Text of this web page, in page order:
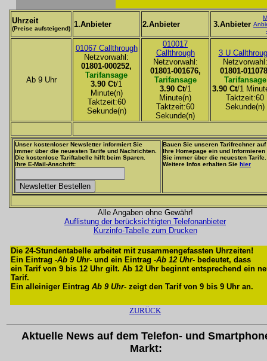
Uhrzeit
(Preise aufsteigend) 1.Anbieter 2.Anbieter 3.Anbieter
Ab 9 Uhr
01067 Callthrough
Netzvorwahl:
01801-000252,
Tarifansage
3.90 Ct/1
Minute(n)
Taktzeit:60
Sekunde(n)
010017
Callthrough
Netzvorwahl:
01801-001676,
Tarifansage
3.90 Ct/1
Minute(n)
Taktzeit:60
Sekunde(n)
3 U
Netzvorwahl:
01801-
Tarifansage
3.90 Ct/1
Taktzeit:60
Sekunde(n)
Unser kostenloser Newsletter informiert Sie
immer über die neuesten Tarife und Nachrichten.
Die kostenlose Tariftabelle hilft beim Sparen.
Ihre E-Mail-Anschrift:
Bauen Sie unseren Tarifrechner auf
Ihre Homepage ein und Informieren
Sie immer über die neuesten Tarife.
Weitere Infos erhalten Sie hier
Alle Angaben ohne Gewähr!
Auflistung der berücksichtigten Telefonanbieter
Kurzinfo-Tabelle zum Drucken
Die 24-Stundentabelle arbeitet mit zusammengefassten Uhrzeiten!
Ein Eintrag -Ab 9 Uhr- und ein Eintrag -Ab 12 Uhr- bedeutet, dass
ein Tarif von 9 bis 12 Uhr gilt. Ab 12 Uhr beginnt entsprechend ein
Tarif.
Ein alleiniger Eintrag Ab 9 Uhr- zeigt den Tarif von 9 bis 9 Uhr an.
ZURÜCK
Aktuelle News auf dem Telefon- und
Markt: